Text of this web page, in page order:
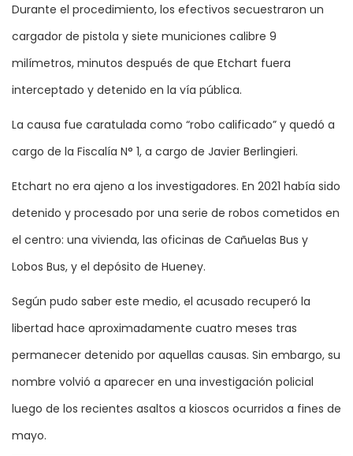
Durante el procedimiento, los efectivos secuestraron un
cargador de pistola y siete municiones calibre 9
milímetros, minutos después de que Etchart fuera
interceptado y detenido en la vía pública.
La causa fue caratulada como “robo calificado” y quedó a
cargo de la Fiscalía N° 1, a cargo de Javier Berlingieri.
Etchart no era ajeno a los investigadores. En 2021 había sido
detenido y procesado por una serie de robos cometidos en
el centro: una vivienda, las oficinas de Cañuelas Bus y
Lobos Bus, y el depósito de Hueney.
Según pudo saber este medio, el acusado recuperó la
libertad hace aproximadamente cuatro meses tras
permanecer detenido por aquellas causas. Sin embargo, su
nombre volvió a aparecer en una investigación policial
luego de los recientes asaltos a kioscos ocurridos a fines de
mayo.